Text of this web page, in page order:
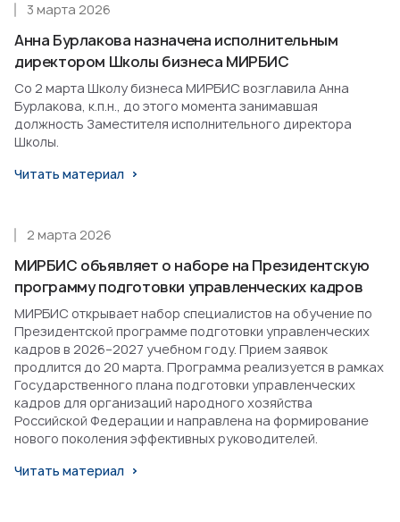
Анна Бурлакова назначена исполнительным
директором Школы бизнеса МИРБИС
3 марта 2026
Со 2 марта Школу бизнеса МИРБИС возглавила Анна
Бурлакова, к.п.н., до этого момента занимавшая
должность Заместителя исполнительного директора
Школы.
Читать материал
МИРБИС объявляет о наборе на Президентскую
программу подготовки управленческих кадров
2 марта 2026
МИРБИС открывает набор специалистов на обучение по
Президентской программе подготовки управленческих
кадров в 2026–2027 учебном году. Прием заявок
продлится до 20 марта. Программа реализуется в рамках
Государственного плана подготовки управленческих
кадров для организаций народного хозяйства
Российской Федерации и направлена на формирование
нового поколения эффективных руководителей.
Читать материал